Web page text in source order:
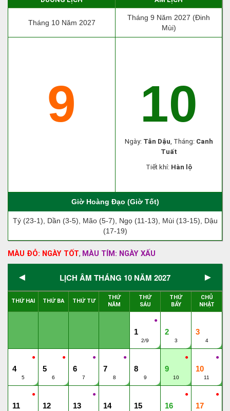
Tháng 10 Năm 2027
Tháng 9 Năm 2027 (Đinh
Mùi)
9 10
Ngày: Tân Dậu, Tháng: Canh
Tuất
Tiết khí: Hàn lộ
Giờ Hoàng Đạo (Giờ Tốt)
Tý (23-1), Dần (3-5), Mão (5-7), Ngọ (11-13), Mùi (13-15), Dậu
(17-19)
MÀU ĐỎ: NGÀY TỐT, MÀU TÍM: NGÀY XẤU
◄ LỊCH ÂM THÁNG 10 NĂM 2027 ►
THỨ HAI THỨ BA THỨ TƯ
THỨ
NĂM
THỨ
SÁU
THỨ
BẨY
CHỦ
NHẬT
●
1
2/9
2
3
3
4
●
4
5
●
5
6
●
6
7
●
7
8
8
9
●
9
10
●
10
11
●
11 12
●
13 14 15
●
16
●
17